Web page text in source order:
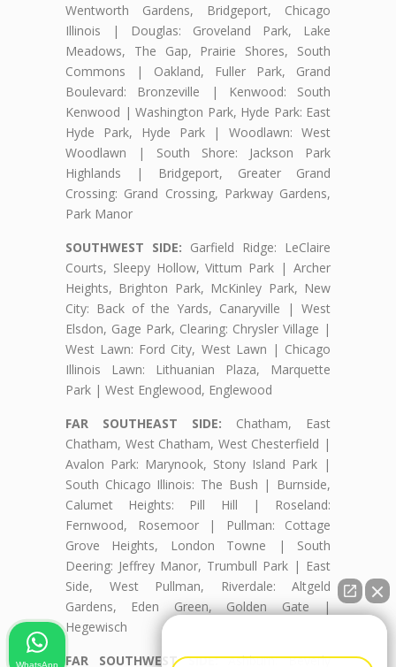
Wentworth Gardens, Bridgeport, Chicago
Illinois | Douglas: Groveland Park, Lake
Meadows, The Gap, Prairie Shores, South
Commons | Oakland, Fuller Park, Grand
Boulevard: Bronzeville | Kenwood: South
Kenwood | Washington Park, Hyde Park: East
Hyde Park, Hyde Park | Woodlawn: West
Woodlawn | South Shore: Jackson Park
Highlands | Bridgeport, Greater Grand
Crossing: Grand Crossing, Parkway Gardens,
Park Manor
SOUTHWEST SIDE: Garfield Ridge: LeClaire
Courts, Sleepy Hollow, Vittum Park | Archer
Heights, Brighton Park, McKinley Park, New
City: Back of the Yards, Canaryville | West
Elsdon, Gage Park, Clearing: Chrysler Village |
West Lawn: Ford City, West Lawn | Chicago
Illinois Lawn: Lithuanian Plaza, Marquette
Park | West Englewood, Englewood
FAR SOUTHEAST SIDE: Chatham, East
Chatham, West Chatham, West Chesterfield |
Avalon Park: Marynook, Stony Island Park |
South Chicago Illinois: The Bush | Burnside,
Calumet Heights: Pill Hill | Roseland:
Fernwood, Rosemoor | Pullman: Cottage
Grove Heights, London Towne | South
Deering: Jeffrey Manor, Trumbull Park | East
Side, West Pullman, Riverdale: Altgeld
Gardens, Eden Green, Golden Gate |
Hegewisch
FAR SOUTHWEST SIDE:Ashburn: Beverly
WhatsApp